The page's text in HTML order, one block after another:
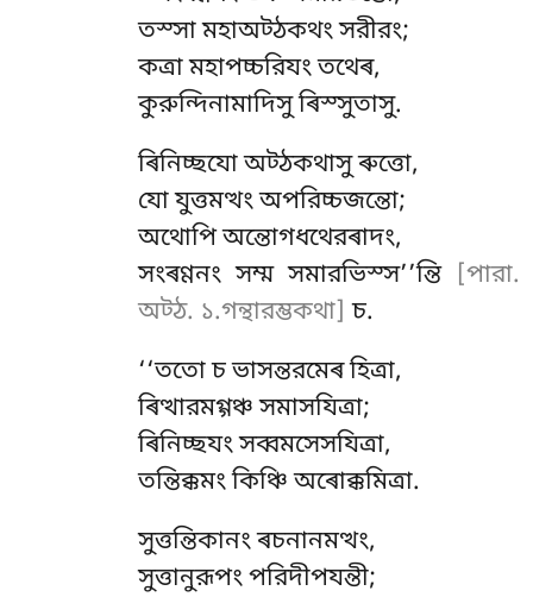
তস্সা মহাঅট্ঠকথং সরীরং;
কত্ৰা মহাপচ্চরিযং তথেৰ,
কুরুন্দিনামাদিসু ৰিস্সুতাসু.
ৰিনিচ্ছযো অট্ঠকথাসু ৰুত্তো,
যো যুত্তমত্থং অপরিচ্চজন্তো;
অথোপি অন্তোগধথেরৰাদং,
সংৰণ্ণনং সম্ম সমারভিস্স’’ন্তি [পারা.
অট্ঠ. ১.গন্থারম্ভকথা] চ.
‘‘ততো চ ভাসন্তরমেৰ হিত্ৰা,
ৰিত্থারমগ্গঞ্চ সমাসযিত্ৰা;
ৰিনিচ্ছযং সব্বমসেসযিত্ৰা,
তন্তিক্কমং কিঞ্চি অৰোক্কমিত্ৰা.
সুত্তন্তিকানং ৰচনানমত্থং,
সুত্তানুরূপং পরিদীপযন্তী;